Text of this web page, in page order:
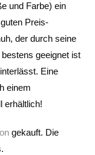
und Farbe) ein
Preis-
der durch seine
geeignet ist
Eine
einem
erhältlich!
gekauft. Die